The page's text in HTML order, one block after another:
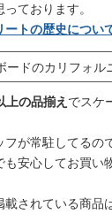
ております。
ートの歴史につい
ードのカリフォル
の品揃え でスケ
フが常駐してるの
安心してお買い
載されている商品